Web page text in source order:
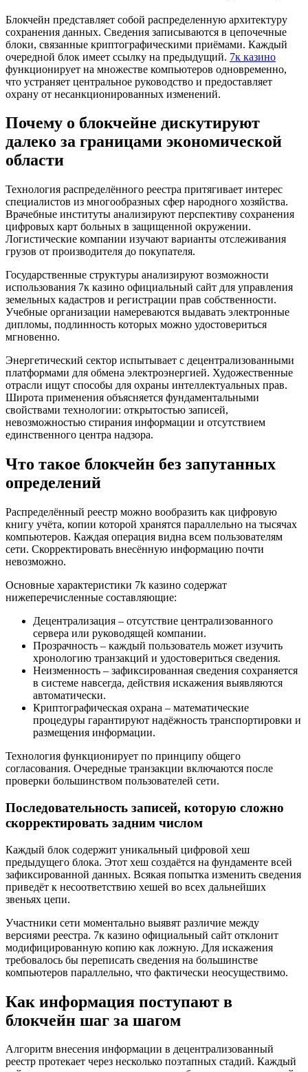
Блокчейн представляет собой распределенную архитектуру
сохранения данных. Сведения записываются в цепочечные
блоки, связанные криптографическими приёмами. Каждый
очередной блок имеет ссылку на предыдущий. 7к казино
функционирует на множестве компьютеров одновременно,
что устраняет центральное руководство и предоставляет
охрану от несанкционированных изменений.
Почему о блокчейне дискутируют
далеко за границами экономической
области
Технология распределённого реестра притягивает интерес
специалистов из многообразных сфер народного хозяйства.
Врачебные институты анализируют перспективу сохранения
цифровых карт больных в защищенной окружении.
Логистические компании изучают варианты отслеживания
грузов от производителя до покупателя.
Государственные структуры анализируют возможности
использования 7к казино официальный сайт для управления
земельных кадастров и регистрации прав собственности.
Учебные организации намереваются выдавать электронные
дипломы, подлинность которых можно удостовериться
мгновенно.
Энергетический сектор испытывает с децентрализованными
платформами для обмена электроэнергией. Художественные
отрасли ищут способы для охраны интеллектуальных прав.
Широта применения объясняется фундаментальными
свойствами технологии: открытостью записей,
невозможностью стирания информации и отсутствием
единственного центра надзора.
Что такое блокчейн без запутанных
определений
Распределённый реестр можно вообразить как цифровую
книгу учёта, копии которой хранятся параллельно на тысячах
компьютеров. Каждая операция видна всем пользователям
сети. Скорректировать внесённую информацию почти
невозможно.
Основные характеристики 7k казино содержат
нижеперечисленные составляющие:
Децентрализация – отсутствие централизованного
сервера или руководящей компании.
Прозрачность – каждый пользователь может изучить
хронологию транзакций и удостовериться сведения.
Неизменность – зафиксированная сведения сохраняется
в системе навсегда, действия искажения выявляются
автоматически.
Криптографическая охрана – математические
процедуры гарантируют надёжность транспортировки и
размещения информации.
Технология функционирует по принципу общего
согласования. Очередные транзакции включаются после
проверки большинством пользователей сети.
Последовательность записей, которую сложно
скорректировать задним числом
Каждый блок содержит уникальный цифровой хеш
предыдущего блока. Этот хеш создаётся на фундаменте всей
зафиксированной данных. Всякая попытка изменить сведения
приведёт к несоответствию хешей во всех дальнейших
звеньях цепи.
Участники сети моментально выявят различие между
версиями реестра. 7к казино официальный сайт отклонит
модифицированную копию как ложную. Для искажения
требовалось бы переписать сведения на большинстве
компьютеров параллельно, что фактически неосуществимо.
Как информация поступают в
блокчейн шаг за шагом
Алгоритм внесения информации в децентрализованный
реестр протекает через несколько поэтапных стадий. Каждый